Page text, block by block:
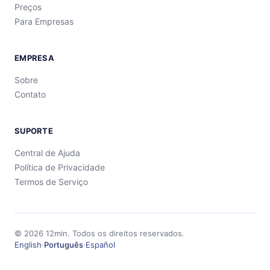
Preços
Para Empresas
EMPRESA
Sobre
Contato
SUPORTE
Central de Ajuda
Política de Privacidade
Termos de Serviço
© 2026 12min. Todos os direitos reservados.
English·Português·Español